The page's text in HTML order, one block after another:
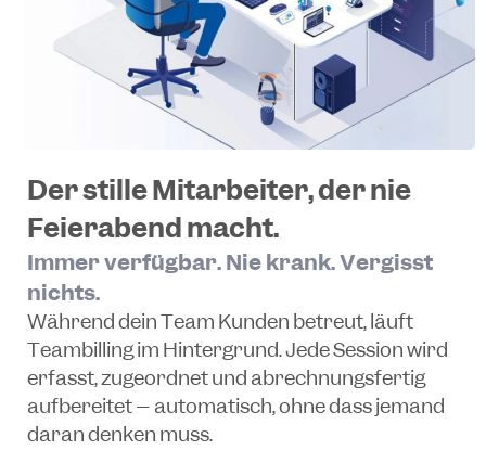
Der stille Mitarbeiter, der nie
Feierabend macht.
Immer verfügbar. Nie krank. Vergisst
nichts.
Während dein Team Kunden betreut, läuft
Teambilling im Hintergrund. Jede Session wird
erfasst, zugeordnet und abrechnungsfertig
aufbereitet – automatisch, ohne dass jemand
daran denken muss.